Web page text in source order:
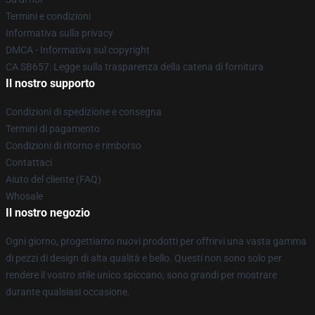
Termini e condizioni
Informativa sulla privacy
DMCA - Informativa sul copyright
CA SB657: Legge sulla trasparenza della catena di fornitura
Il nostro supporto
Condizioni di spedizione e consegna
Termini di pagamento
Condizioni di ritorno e rimborso
Contattaci
Aiuto del cliente (FAQ)
Whosale
Il nostro negozio
Ogni giorno, progettiamo nuovi prodotti per offrirvi una vasta gamma
di pezzi di design di alta qualità e bello. Questi non sono solo per
rendere il vostro stile unico spiccano, sono grandi per mostrare
durante qualsiasi occasione.